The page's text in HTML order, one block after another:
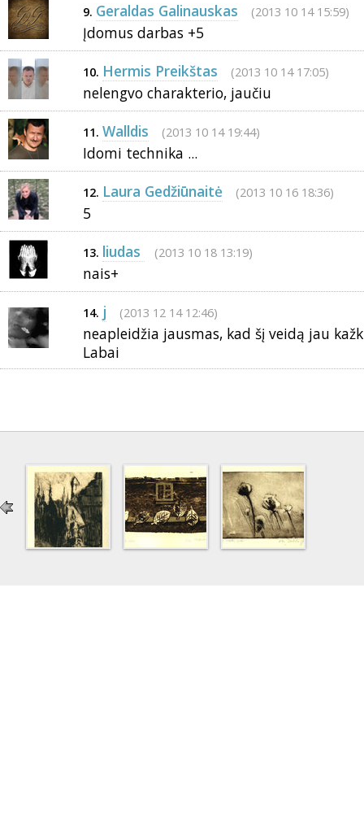
9. Geraldas Galinauskas (2013 10 14 15:59)
Įdomus darbas +5
10. Hermis Preikštas (2013 10 14 17:05)
nelengvo charakterio, jaučiu
11. Walldis (2013 10 14 19:44)
Idomi technika ...
12. Laura Gedžiūnaitė (2013 10 16 18:36)
5
13. liudas (2013 10 18 13:19)
nais+
14. j (2013 12 14 12:46)
neapleidžia jausmas, kad šį veidą jau
Labai